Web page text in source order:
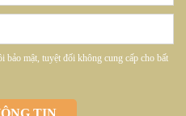
bảo mật, tuyệt đối không cung cấp cho bất